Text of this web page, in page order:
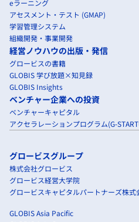
eラーニング
アセスメント・テスト (GMAP)
学習管理システム
組織開発・事業開発
経営ノウハウの出版・発信
グロービスの書籍
GLOBIS 学び放題×知見録
GLOBIS Insights
ベンチャー企業への投資
ベンチャーキャピタル
アクセラレーションプログラム(G-
グロービスグループ
株式会社グロービス
グロービス経営大学院
グロービスキャピタルパートナーズ株式
GLOBIS Asia Pacific